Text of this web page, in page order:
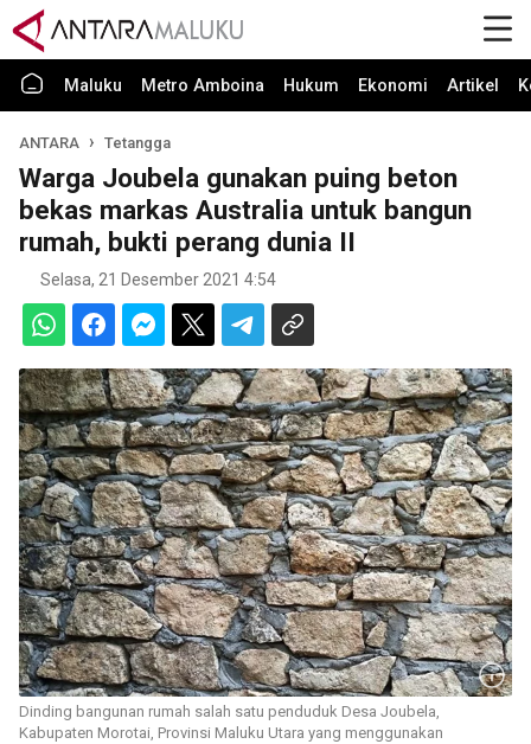
Maluku Metro Amboina Hukum Ekonomi Artikel
ANTARA Tetangga
Warga Joubela gunakan puing beton
bekas markas Australia untuk bangun
rumah, bukti perang dunia II
Selasa, 21 Desember 2021 4:54
Dinding bangunan rumah salah satu penduduk Desa Joubela,
Kabupaten Morotai, Provinsi Maluku Utara yang menggunakan